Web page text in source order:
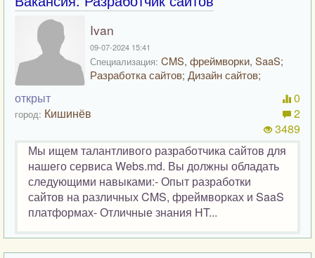
Ivan
09-07-2024 15:41
Специализация: CMS, фреймворки, SaaS;
Разработка сайтов; Дизайн сайтов;
открыт
город: Кишинёв
0
2
3489
Мы ищем талантливого разработчика сайтов для
нашего сервиса Webs.md. Вы должны обладать
следующими навыками:- Опыт разработки
сайтов на различных CMS, фреймворках и SaaS
платформах- Отличные знания HT...